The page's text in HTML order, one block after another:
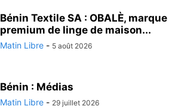
Bénin Textile SA : OBALÈ, marque
premium de linge de maison...
Matin Libre - 5 août 2026
Bénin : Médias
Matin Libre - 29 juillet 2026